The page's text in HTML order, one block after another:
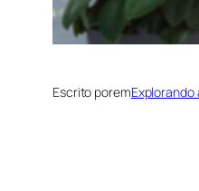
Escrito porem